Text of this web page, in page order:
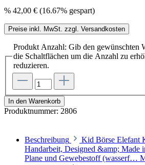
% 42,00 € (16.67% gespart)
Preise inkl. MwSt. zzgl. Versandkosten
Produkt Anzahl: Gib den gewünschten
die Schaltflächen um die Anzahl zu
reduzieren.
In den Warenkorb
Produktnummer: 2806
Beschreibung
Kid Börse Elefant
Handarbeit, Designed &amp; Made
Plane und Gewebestoff (wasserf…